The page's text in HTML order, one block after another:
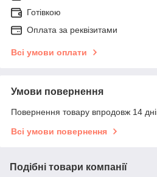
Готівкою
Оплата за реквізитами
Всі умови оплати
Умови повернення
Повернення товару впродовж 14
Всі умови повернення
Подібні товари компанії